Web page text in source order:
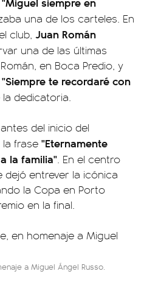
una de los carteles. En
club, Juan Román
una de las últimas
en Boca Predio, y
"Siempre te recordaré con
la dedicatoria.
del inicio del
frase "Eternamente
la familia". En el centro
dejó entrever la icónica
la Copa en Porto
en la final.
a Miguel Ángel Russo.